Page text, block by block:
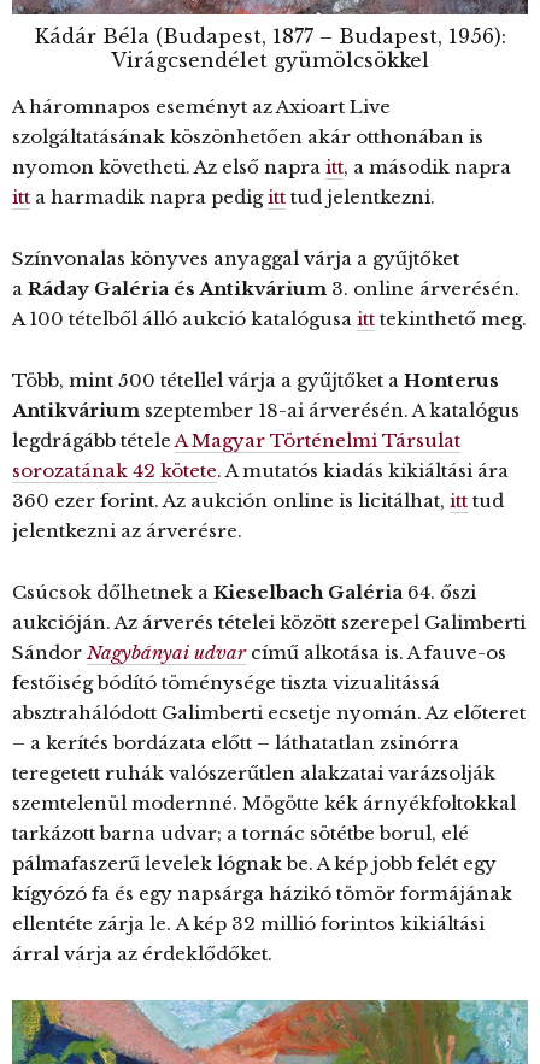
Kádár Béla (Budapest, 1877 – Budapest, 1956):
Virágcsendélet gyümölcsökkel
A háromnapos eseményt az Axioart Live
szolgáltatásának köszönhetően akár otthonában is
nyomon követheti. Az első napra itt, a második napra
itt a harmadik napra pedigitt tud jelentkezni.
Színvonalas könyves anyaggal várja a gyűjtőket
a Ráday Galéria és Antikvárium 3. online árverésén.
A 100 tételből álló aukció katalógusa itt tekinthető meg.
Több, mint 500 tétellel várja a gyűjtőket a Honterus
Antikvárium szeptember 18-ai árverésén. A katalógus
legdrágább tételeA Magyar Történelmi Társulat
sorozatának 42 kötete. A mutatós kiadás kikiáltási ára
360 ezer forint. Az aukción online is licitálhat, itt tud
jelentkezni az árverésre.
Csúcsok dőlhetnek a Kieselbach Galéria 64. őszi
aukcióján. Az árverés tételei között szerepel Galimberti
Sándor Nagybányai udvarcímű alkotása is. A fauve-os
festőiség bódító töménysége tiszta vizualitássá
absztrahálódott Galimberti ecsetje nyomán. Az előteret
– a kerítés bordázata előtt – láthatatlan zsinórra
teregetett ruhák valószerűtlen alakzatai varázsolják
szemtelenül modernné. Mögötte kék árnyékfoltokkal
tarkázott barna udvar; a tornác sötétbe borul, elé
pálmafaszerű levelek lógnak be. A kép jobb felét egy
kígyózó fa és egy napsárga házikó tömör formájának
ellentéte zárja le. A kép 32 millió forintos kikiáltási
árral várja az érdeklődőket.